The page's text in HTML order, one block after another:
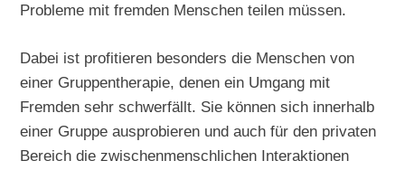
Probleme mit fremden Menschen teilen müssen.
Dabei ist profitieren besonders die Menschen von
einer Gruppentherapie, denen ein Umgang mit
Fremden sehr schwerfällt. Sie können sich innerhalb
einer Gruppe ausprobieren und auch für den privaten
Bereich die zwischenmenschlichen Interaktionen